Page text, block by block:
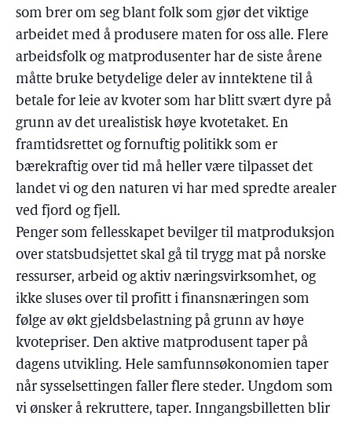
som brer om seg blant folk som gjør det viktige
arbeidet med å produsere maten for oss alle. Flere
arbeidsfolk og matprodusenter har de siste årene
måtte bruke betydelige deler av inntektene til å
betale for leie av kvoter som har blitt svært dyre på
grunn av det urealistisk høye kvotetaket. En
framtidsrettet og fornuftig politikk som er
bærekraftig over tid må heller være tilpasset det
landet vi og den naturen vi har med spredte arealer
ved fjord og fjell.
Penger som fellesskapet bevilger til matproduksjon
over statsbudsjettet skal gå til trygg mat på norske
ressurser, arbeid og aktiv næringsvirksomhet, og
ikke sluses over til profitt i finansnæringen som
følge av økt gjeldsbelastning på grunn av høye
kvotepriser. Den aktive matprodusent taper på
dagens utvikling. Hele samfunnsøkonomien taper
når sysselsettingen faller flere steder. Ungdom som
vi ønsker å rekruttere, taper. Inngangsbilletten blir